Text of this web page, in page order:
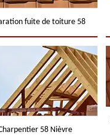
fuite de toiture 58
58 Nièvre